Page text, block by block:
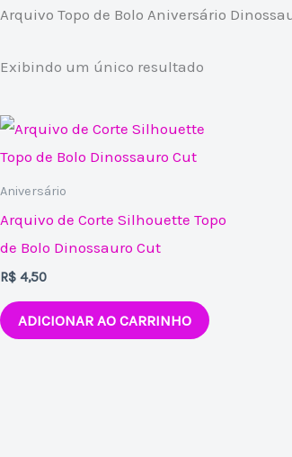
Arquivo Topo de Bolo Aniversário
Exibindo um único resultado
Aniversário
Arquivo de Corte Silhouette Topo
de Bolo Dinossauro Cut
R$ 4,50
ADICIONAR AO CARRINHO